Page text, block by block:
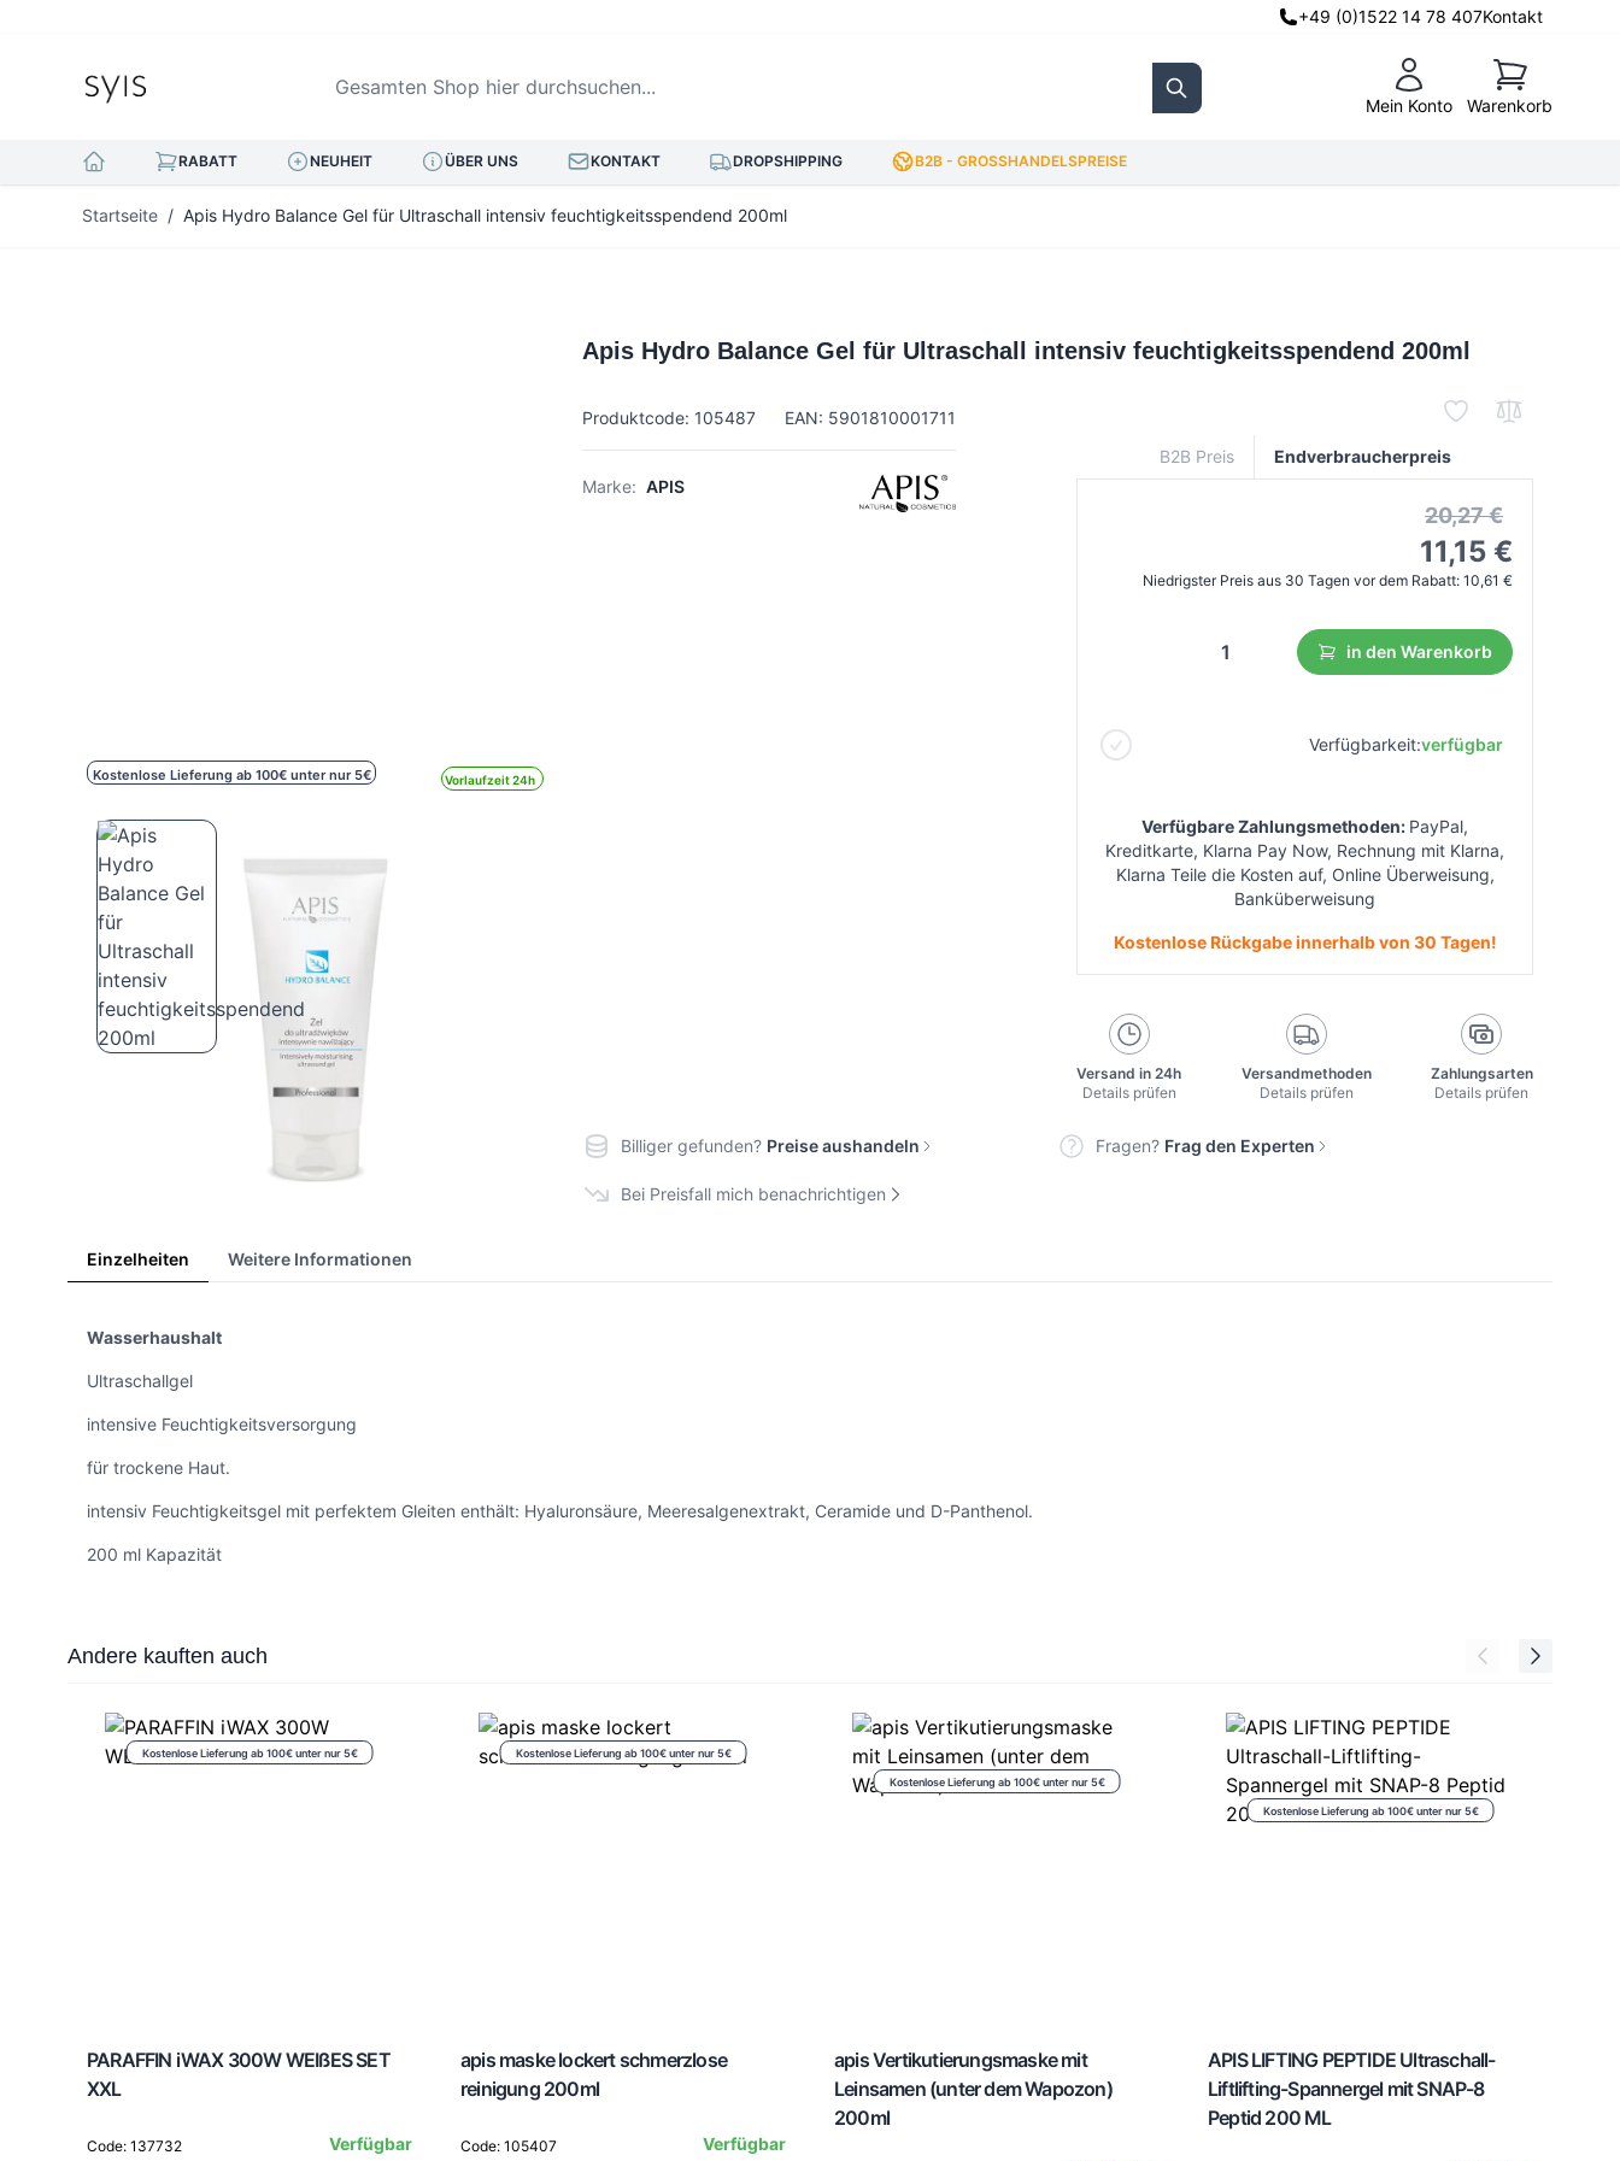
+49 (0)1522 14 78 407Kontakt
Gesamten Shop hier durchsuchen...
Search Mein Konto
Warenkorb
Warenkorb
RABATT NEUHEIT ÜBER UNS KONTAKT DROPSHIPPING B2B - GROSSHANDELSPREISE
Startseite / Apis Hydro Balance Gel für Ultraschall intensiv feuchtigkeitsspendend 200ml
Kostenlose Lieferung ab 100€ unter nur 5€ Vorlaufzeit 24h
Apis Hydro Balance Gel für Ultraschall intensiv feuchtigkeitsspendend 200ml
Produktcode: 105487 EAN: 5901810001711
Marke: APIS
B2B Preis Endverbraucherpreis
20,27 €
11,15 €
Niedrigster Preis aus 30 Tagen vor dem Rabatt: 10,61 €
in den Warenkorb
Verfügbarkeit:verfügbar
Verfügbare Zahlungsmethoden: PayPal,
Kreditkarte, Klarna Pay Now, Rechnung mit Klarna,
Klarna Teile die Kosten auf, Online Überweisung,
Banküberweisung
Kostenlose Rückgabe innerhalb von 30 Tagen!
Versand in 24h
Details prüfen
Versandmethoden
Details prüfen
Zahlungsarten
Details prüfen
Billiger gefunden? Preise aushandeln Fragen? Frag den Experten
Bei Preisfall mich benachrichtigen
Einzelheiten Weitere Informationen
Wasserhaushalt
Ultraschallgel
intensive Feuchtigkeitsversorgung
für trockene Haut.
intensiv Feuchtigkeitsgel mit perfektem Gleiten enthält: Hyaluronsäure, Meeresalgenextrakt, Ceramide und D-Panthenol.
200 ml Kapazität
Press to skip carousel
Andere kauften auch
Kostenlose Lieferung ab 100€ unter nur 5€
PARAFFIN iWAX 300W WEIßES SET
XXL
Code: 137732
Verfügbar
Kostenlose Lieferung ab 100€ unter nur 5€
apis maske lockert schmerzlose
reinigung 200ml
Code: 105407
Verfügbar
Kostenlose Lieferung ab 100€ unter nur 5€
apis Vertikutierungsmaske mit
Leinsamen (unter dem Wapozon)
200ml
Kostenlose Lieferung ab 100€ unter nur 5€
APIS LIFTING PEPTIDE Ultraschall-
Liftlifting-Spannergel mit SNAP-8
Peptid 200 ML